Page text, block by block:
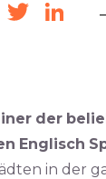
Facebook
Twitter
der
Englisch
in der